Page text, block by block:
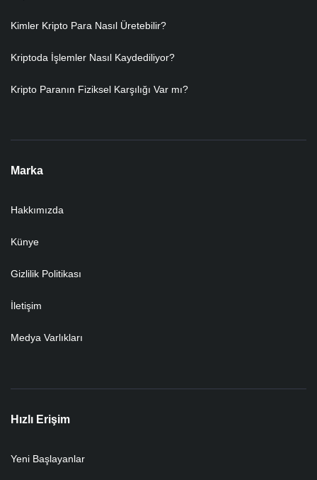
Kimler Kripto Para Nasıl Üretebilir?
Kriptoda İşlemler Nasıl Kaydediliyor?
Kripto Paranın Fiziksel Karşılığı Var mı?
Marka
Hakkımızda
Künye
Gizlilik Politikası
İletişim
Medya Varlıkları
Hızlı Erişim
Yeni Başlayanlar